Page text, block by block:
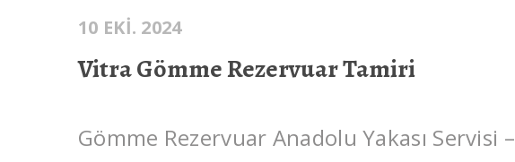
10 EKI. 2024
Vitra Gömme Rezervuar Tamiri
Gömme Rezervuar Anadolu Yakası Servisi –